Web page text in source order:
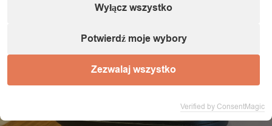
Wyłącz wszystko
Potwierdź moje wybory
Zezwalaj wszystko
Verified by ConsentMagic